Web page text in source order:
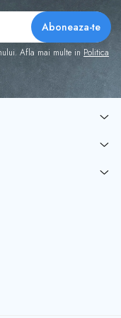
o nota
sarbatoare.
Dotat cu lumini LED
melodii clasice
o
un plus de
de înalta
pentru a
Afla mai multe in Politica